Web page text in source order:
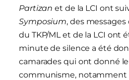
Partizan et de la LCI ont
Symposium, des
du TKP/ML et de la LCI ont
minute de silence a été
camarades qui ont donné
communisme, notamment